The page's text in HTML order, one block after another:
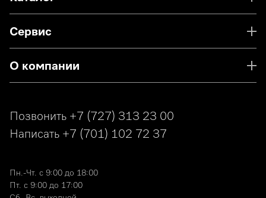
Сервис
О компании
Позвонить +7 (727) 313 23 00
Написать +7 (701) 102 72 37
Пн.-Чт. с 9:00 до 18:00
Пт. с 9:00 до 17:00